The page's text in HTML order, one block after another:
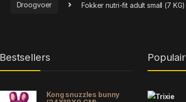
Droogvoer Fokker nutri-fit adult small (7 KG)
Bestsellers
Kong snuzzles bunny
Populair